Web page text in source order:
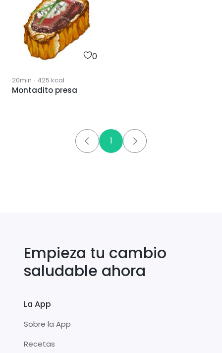
0
20min · 425 kcal
Montadito presa
1
Empieza tu cambio
saludable ahora
La App
Sobre la App
Recetas